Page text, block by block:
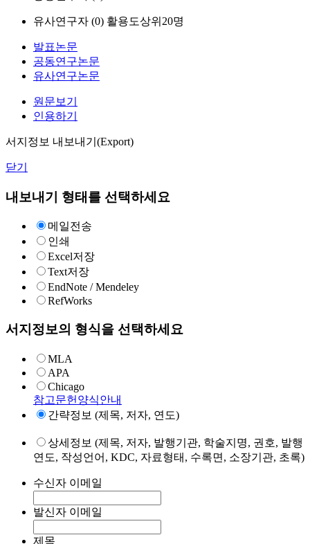
유사연구자 (0) 활용도상위20명
발표논문
공동연구논문
유사연구논문
원문보기
인용하기
서지정보 내보내기(Export)
닫기
내보내기 형태를 선택하세요
메일전송
인쇄
Excel저장
Text저장
EndNote / Mendeley
RefWorks
서지정보의 형식을 선택하세요
MLA
APA
Chicago
참고문헌양식안내
간략정보 (제목, 저자, 연도)
상세정보 (제목, 저자, 발행기관, 학술지명, 권호, 발행
연도, 작성언어, KDC, 자료형태, 수록면, 소장기관, 초록)
수신자 이메일
발신자 이메일
제목